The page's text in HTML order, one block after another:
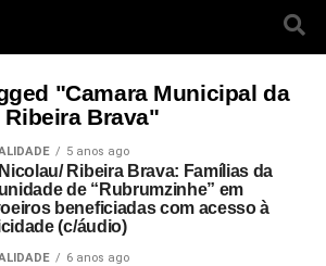
"Camara Municipal da
Ribeira Brava"
5 anos ago
Ribeira Brava: Famílias da
de “Rubrumzinhe” em
beneficiadas com acesso à
(c/áudio)
6 anos ago